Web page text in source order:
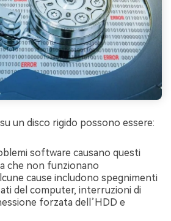
un disco rigido possono essere:
software causano questi
che non funzionano
cause includono spegnimenti
del computer, interruzioni di
forzata dell’HDD e